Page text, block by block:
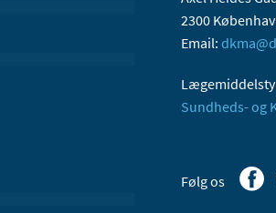
2300
Email:
Sundheds- og
Følg os